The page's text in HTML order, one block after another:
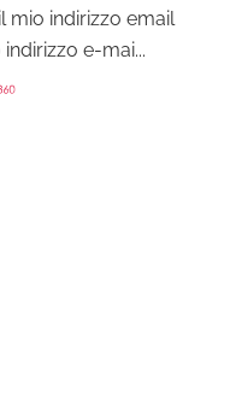
mio indirizzo email
e-mai...